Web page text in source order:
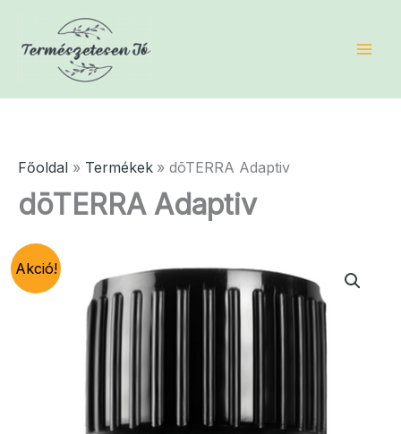
content
Főoldal Termékek dōTERRA Adaptiv
dōTERRA Adaptiv
Akció!